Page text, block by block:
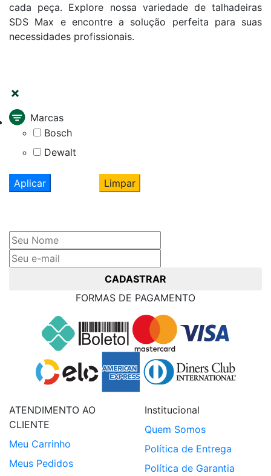
cada peça. Explore nossa variedade de talhadeiras
SDS Max e encontre a solução perfeita para suas
necessidades profissionais.
Marcas
Bosch
Dewalt
Aplicar Limpar
CADASTRAR
FORMAS DE PAGAMENTO
ATENDIMENTO AO
CLIENTE
Meu Carrinho
Meus Pedidos
Institucional
Quem Somos
Política de Entrega
Política de Garantia